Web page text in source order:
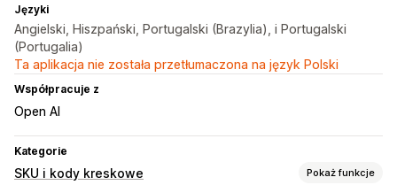
Języki
Angielski, Hiszpański, Portugalski (Brazylia), i Portugalski
(Portugalia)
Ta aplikacja nie została przetłumaczona na język Polski
Współpracuje z
Open AI
Kategorie
SKU i kody kreskowe Pokaż funkcje